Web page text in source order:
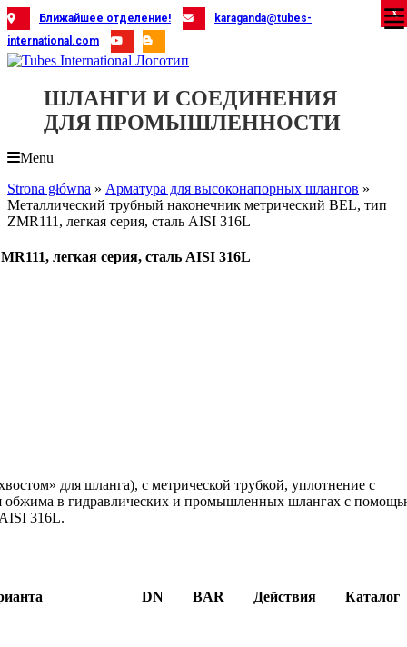
Skip
to
content
Ближайшее отделение!
karaganda@tubes-
international.com
ШЛАНГИ И СОЕДИНЕНИЯ
ДЛЯ ПРОМЫШЛЕННОСТИ
Menu
Strona główna » Арматура для высоконапорных шлангов »
Металлический трубный наконечник метрический BEL, тип
ZMR111, легкая серия, сталь AISI 316L
легкая серия, сталь AISI 316L
для шланга), с метрической трубкой, уплотнение с
обжима в гидравлических и промышленных шлангах с
316L.
DN BAR Действия Каталог
X
X
X
X
X
X
X
X
X
X
X
X
X
X
X
X
X
X
X